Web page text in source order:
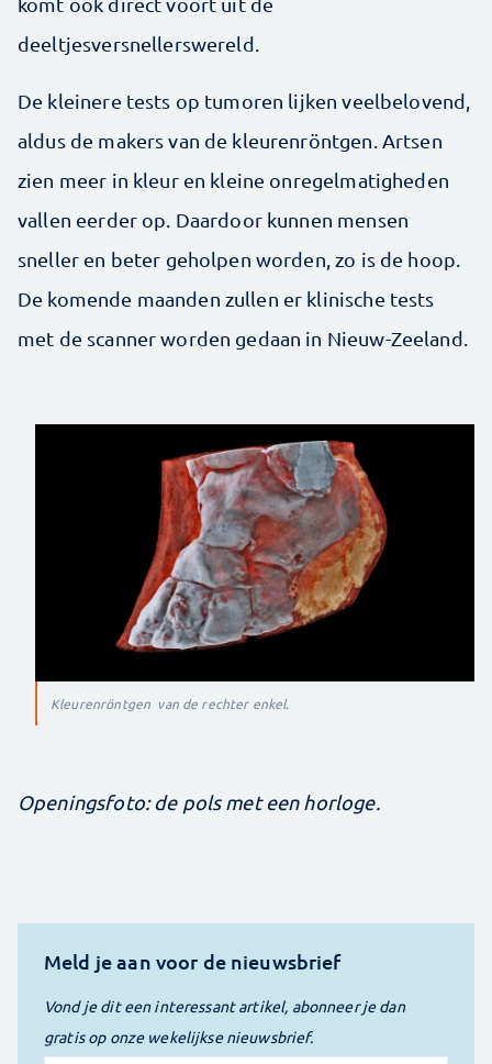
deeltjesversnellerswereld.
De kleinere tests op tumoren lijken veelbelovend,
aldus de makers van de kleurenröntgen. Artsen
zien meer in kleur en kleine onregelmatigheden
vallen eerder op. Daardoor kunnen mensen
sneller en beter geholpen worden, zo is de hoop.
De komende maanden zullen er klinische tests
met de scanner worden gedaan in Nieuw-Zeeland.
Kleurenröntgen van de rechter enkel.
Openingsfoto: de pols met een horloge.
Meld je aan voor de nieuwsbrief
Vond je dit een interessant artikel, abonneer je dan
gratis op onze wekelijkse nieuwsbrief.